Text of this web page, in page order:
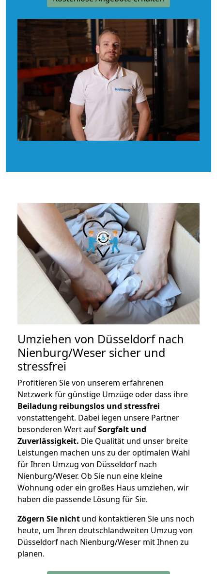
Umziehen von Düsseldorf nach
Nienburg/Weser sicher und
stressfrei
Profitieren Sie von unserem erfahrenen
Netzwerk für günstige Umzüge oder dass ihre
Beiladung reibungslos und stressfrei
vonstattengeht. Dabei legen unsere Partner
besonderen Wert aufSorgfalt und
Zuverlässigkeit. Die Qualität und unser breite
Leistungen machen uns zu der optimalen Wahl
für Ihren Umzug von Düsseldorf nach
Nienburg/Weser. Ob Sie nun eine kleine
Wohnung oder ein großes Haus umziehen, wir
haben die passende Lösung für Sie.
Zögern Sie nicht und kontaktieren Sie uns noch
heute, um Ihren deutschlandweiten Umzug von
Düsseldorf nach Nienburg/Weser mit Ihnen zu
planen.